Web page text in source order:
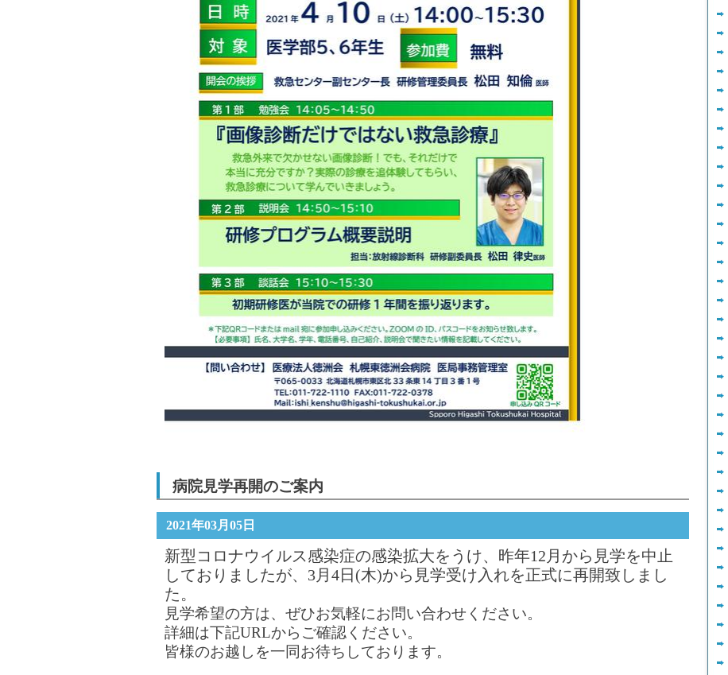
病院見学再開のご案内
2021年03月05日
新型コロナウイルス感染症の感染拡大をうけ、昨年12月から見学を中止
しておりましたが、3月4日(木)から見学受け入れを正式に再開致しまし
た。
見学希望の方は、ぜひお気軽にお問い合わせください。
詳細は下記URLからご確認ください。
皆様のお越しを一同お待ちしております。